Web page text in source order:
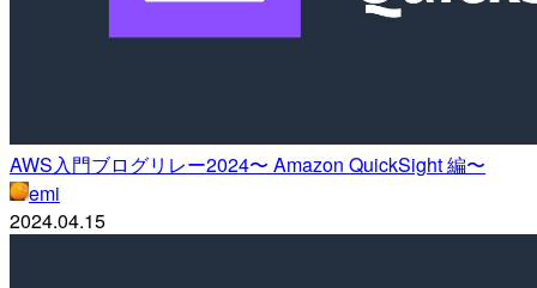
AWS入門ブログリレー2024〜 Amazon QuickSight 編〜
emi
2024.04.15